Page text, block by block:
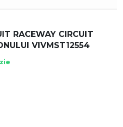
RACEWAY CIRCUIT
VIVMST12554